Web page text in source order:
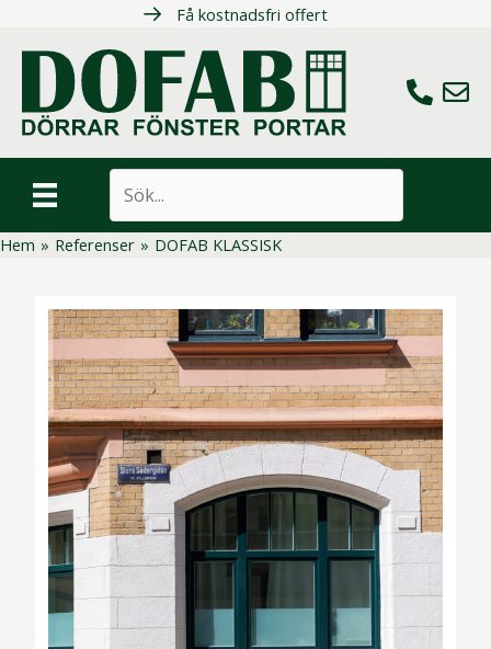
innehåll
Få kostnadsfri offert
Ring oss
Maila
Hem » Referenser » DOFAB KLASSISK